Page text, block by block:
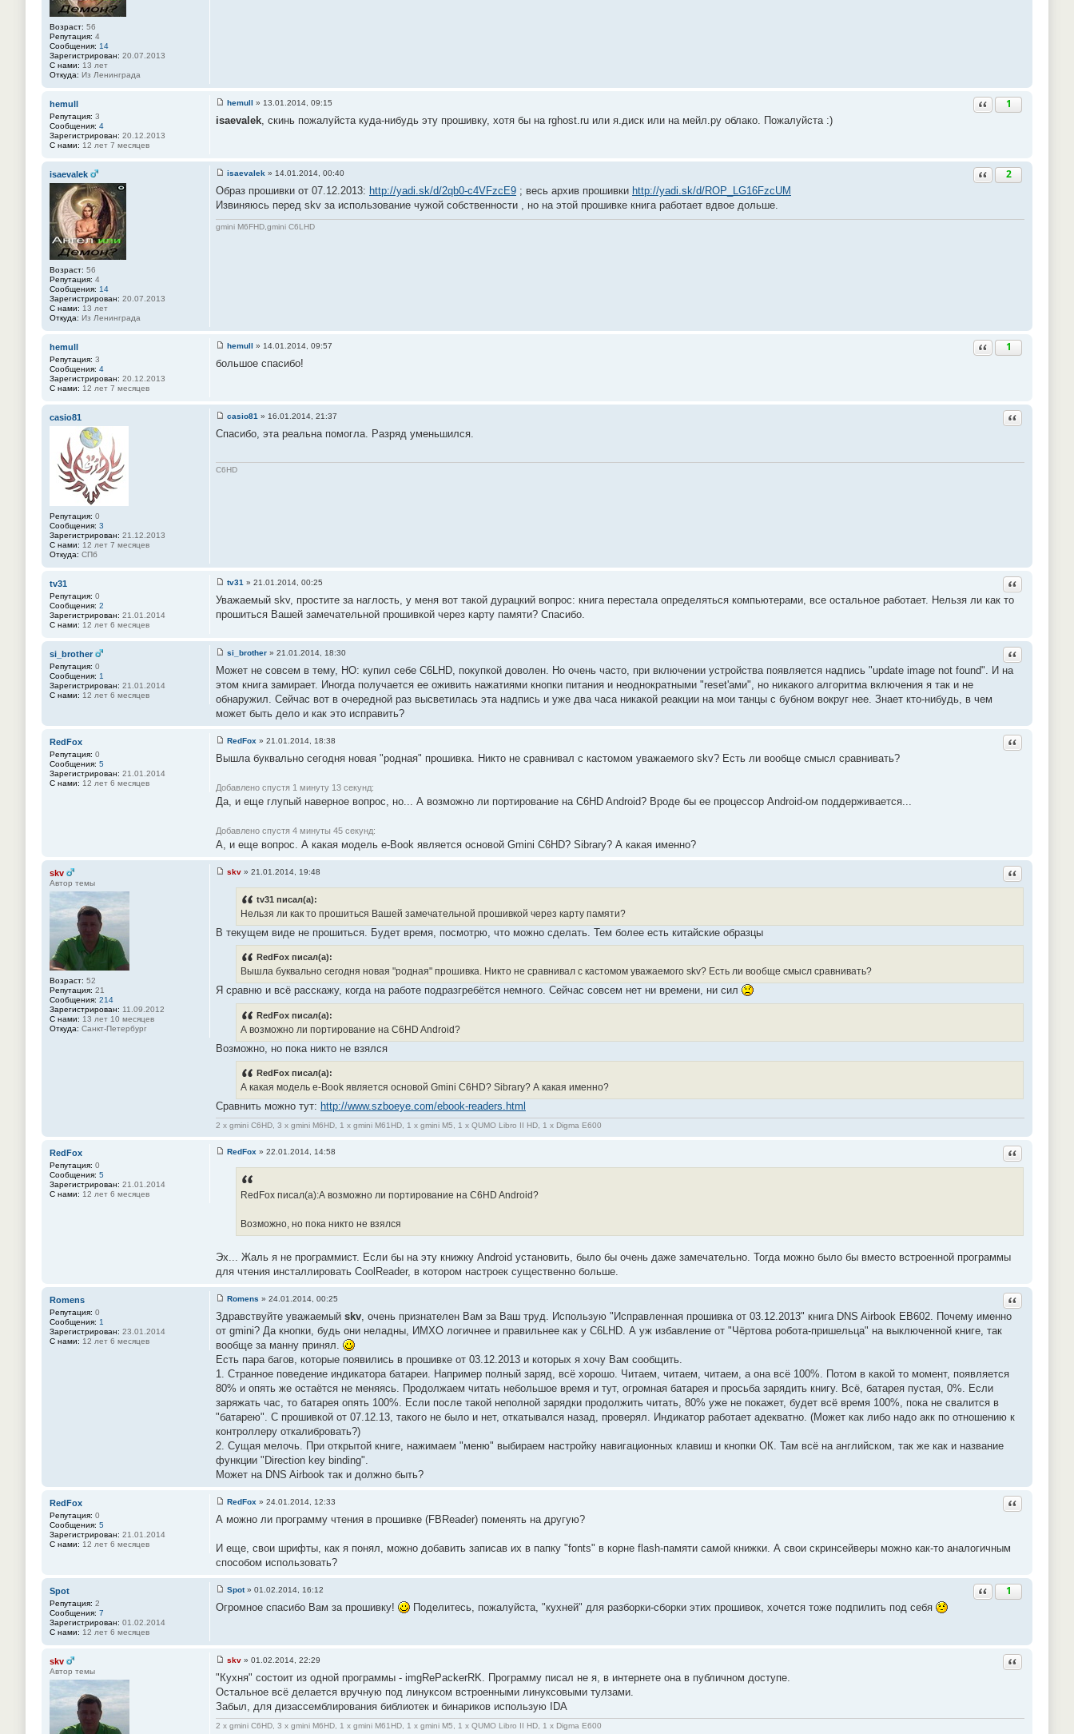
Возраст: 56
Репутация: 4
Сообщения: 14
Зарегистрирован: 20.07.2013
С нами: 13 лет
Откуда: Из Ленинграда
hemull
Репутация: 3
Сообщения: 4
Зарегистрирован: 20.12.2013
С нами: 12 лет 7 месяцев
Ответить с цитатой
1
о
и
е
#
4
hemull » 13.01.2014, 09:15
isaevalek, скинь пожалуйста куда-нибудь эту прошивку, хотя бы на rghost.ru или я.диск или на мейл.ру облако. Пожалуйста :)
isaevalek
Возраст: 56
Репутация: 4
Сообщения: 14
Зарегистрирован: 20.07.2013
С нами: 13 лет
Откуда: Из Ленинграда
Ответить с цитатой
2
о
б
щ
е
isaevalek » 14.01.2014, 00:40
Образ прошивки от 07.12.2013: http://yadi.sk/d/2qb0-c4VFzcE9 ; весь архив прошивки http://yadi.sk/d/ROP_LG16FzcUM
Извиняюсь перед skv за использование чужой собственности , но на этой прошивке книга работает вдвое дольше.
gmini M6FHD,gmini C6LHD
hemull
Репутация: 3
Сообщения: 4
Зарегистрирован: 20.12.2013
С нами: 12 лет 7 месяцев
Ответить с цитатой
1
о
и
#
hemull » 14.01.2014, 09:57
большое спасибо!
casio81
Репутация: 0
Сообщения: 3
Зарегистрирован: 21.12.2013
С нами: 12 лет 7 месяцев
Откуда: СПб
Ответить с
о
щ
е
casio81 » 16.01.2014, 21:37
Спасибо, эта реальна помогла. Разряд уменьшился.
C6HD
tv31
Репутация: 0
Сообщения: 2
Зарегистрирован: 21.01.2014
С нами: 12 лет 6 месяцев
Ответить с
о
б
и
#
5
2
tv31 » 21.01.2014, 00:25
Уважаемый skv, простите за наглость, у меня вот такой дурацкий вопрос: книга перестала определяться компьютерами, все остальное работает. Нельзя ли как то
прошиться Вашей замечательной прошивкой через карту памяти? Спасибо.
si_brother
Репутация: 0
Сообщения: 1
Зарегистрирован: 21.01.2014
С нами: 12 лет 6 месяцев
Ответить с
о
б
щ
н
и
е
#
5
si_brother » 21.01.2014, 18:30
Может не совсем в тему, НО: купил себе C6LHD, покупкой доволен. Но очень часто, при включении устройства появляется надпись "update image not found". И на
этом книга замирает. Иногда получается ее оживить нажатиями кнопки питания и неоднократными "reset'ами", но никакого алгоритма включения я так и не
обнаружил. Сейчас вот в очередной раз высветилась эта надпись и уже два часа никакой реакции на мои танцы с бубном вокруг нее. Знает кто-нибудь, в чем
может быть дело и как это исправить?
RedFox
Репутация: 0
Сообщения: 5
Зарегистрирован: 21.01.2014
С нами: 12 лет 6 месяцев
Ответить с
о
щ
н
#
RedFox » 21.01.2014, 18:38
Вышла буквально сегодня новая "родная" прошивка. Никто не сравнивал с кастомом уважаемого skv? Есть ли вообще смысл сравнивать?
Добавлено спустя 1 минуту 13 секунд:
Да, и еще глупый наверное вопрос, но... А возможно ли портирование на C6HD Android? Вроде бы ее процессор Android-ом поддерживается...
Добавлено спустя 4 минуты 45 секунд:
А, и еще вопрос. А какая модель e-Book является основой Gmini C6HD? Sibrary? А какая именно?
skv
Автор темы
Возраст: 52
Репутация: 21
Сообщения: 214
Зарегистрирован: 11.09.2012
С нами: 13 лет 10 месяцев
Откуда: Санкт-Петербург
Ответить с
н
skv » 21.01.2014, 19:48
tv31 писал(а):
Нельзя ли как то прошиться Вашей замечательной прошивкой через карту памяти?
В текущем виде не прошиться. Будет время, посмотрю, что можно сделать. Тем более есть китайские образцы
RedFox писал(а):
Вышла буквально сегодня новая "родная" прошивка. Никто не сравнивал с кастомом уважаемого skv? Есть ли вообще смысл сравнивать?
Я сравню и всё расскажу, когда на работе подразгребётся немного. Сейчас совсем нет ни времени, ни сил
RedFox писал(а):
А возможно ли портирование на C6HD Android?
Возможно, но пока никто не взялся
RedFox писал(а):
А какая модель e-Book является основой Gmini C6HD? Sibrary? А какая именно?
Сравнить можно тут: http://www.szboeye.com/ebook-readers.html
2 x gmini C6HD, 3 x gmini M6HD, 1 x gmini M61HD, 1 x gmini M5, 1 x QUMO Libro II HD, 1 x Digma E600
RedFox
Репутация: 0
Сообщения: 5
Зарегистрирован: 21.01.2014
С нами: 12 лет 6 месяцев
Ответить с
5
RedFox » 22.01.2014, 14:58
RedFox писал(а):А возможно ли портирование на C6HD Android?
Возможно, но пока никто не взялся
Эх... Жаль я не программист. Если бы на эту книжку Android установить, было бы очень даже замечательно. Тогда можно было бы вместо встроенной программы
для чтения инсталлировать CoolReader, в котором настроек существенно больше.
Romens
Репутация: 0
Сообщения: 1
Зарегистрирован: 23.01.2014
С нами: 12 лет 6 месяцев
Ответить с
о
о
щ
н
и
е
#
5
7
Romens » 24.01.2014, 00:25
Здравствуйте уважаемый skv , очень признателен Вам за Ваш труд. Использую "Исправленная прошивка от 03.12.2013" книга DNS Airbook EB602. Почему именно
от gmini? Да кнопки, будь они неладны, ИМХО логичнее и правильнее как у C6LHD. А уж избавление от "Чёртова робота-пришельца" на выключенной книге, так
вообще за манну принял.
Есть пара багов, которые появились в прошивке от 03.12.2013 и которых я хочу Вам сообщить.
1. Странное поведение индикатора батареи. Например полный заряд, всё хорошо. Читаем, читаем, читаем, а она всё 100%. Потом в какой то момент, появляется
80% и опять же остаётся не меняясь. Продолжаем читать небольшое время и тут, огромная батарея и просьба зарядить книгу. Всё, батарея пустая, 0%. Если
заряжать час, то батарея опять 100%. Если после такой неполной зарядки продолжить читать, 80% уже не покажет, будет всё время 100%, пока не свалится в
"батарею". С прошивкой от 07.12.13, такого не было и нет, откатывался назад, проверял. Индикатор работает адекватно. (Может как либо надо акк по отношению к
контроллеру откалибровать?)
2. Сущая мелочь. При открытой книге, нажимаем "меню" выбираем настройку навигационных клавиш и кнопки ОК. Там всё на английском, так же как и название
функции "Direction key binding".
Может на DNS Airbook так и должно быть?
RedFox
Репутация: 0
Сообщения: 5
Зарегистрирован: 21.01.2014
С нами: 12 лет 6 месяцев
Ответить с
о
щ
н
е
#
5
8
RedFox » 24.01.2014, 12:33
А можно ли программу чтения в прошивке (FBReader) поменять на другую?
И еще, свои шрифты, как я понял, можно добавить записав их в папку "fonts" в корне flash-памяти самой книжки. А свои скринсейверы можно как-то аналогичным
способом использовать?
Spot
Репутация: 2
Сообщения: 7
Зарегистрирован: 01.02.2014
С нами: 12 лет 6 месяцев
Ответить с цитатой
1
о
о
е
и
е
#
5
9
Spot» 01.02.2014, 16:12
Огромное спасибо Вам за прошивку! Поделитесь, пожалуйста, "кухней" для разборки-сборки этих прошивок, хочется тоже подпилить под себя
skv
Автор темы
Ответить с
о
о
б
щ
н
skv » 01.02.2014, 22:29
"Кухня" состоит из одной программы - imgRePackerRK. Программу писал не я, в интернете она в публичном доступе.
Остальное всё делается вручную под линуксом встроенными линуксовыми тулзами.
Забыл, для дизассемблирования библиотек и бинариков использую IDA
2 x gmini C6HD, 3 x gmini M6HD, 1 x gmini M61HD, 1 x gmini M5, 1 x QUMO Libro II HD, 1 x Digma E600